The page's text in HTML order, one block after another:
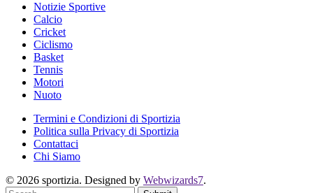
Notizie Sportive
Calcio
Cricket
Ciclismo
Basket
Tennis
Motori
Nuoto
Termini e Condizioni di Sportizia
Politica sulla Privacy di Sportizia
Contattaci
Chi Siamo
© 2026 sportizia. Designed by Webwizards7.